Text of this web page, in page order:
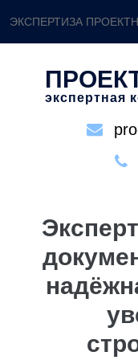
ЭКСПЕРТИЗА
экспертная